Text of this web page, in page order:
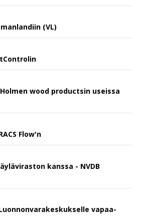
(VL)
wood productsin useissa
Flow'n
kanssa - NVDB
vapaa-